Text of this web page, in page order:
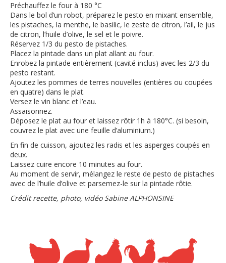
Préchauffez le four à 180 °C
Dans le bol d’un robot, préparez le pesto en mixant ensemble,
les pistaches, la menthe, le basilic, le zeste de citron, l’ail, le jus
de citron, l’huile d’olive, le sel et le poivre.
Réservez 1/3 du pesto de pistaches.
Placez la pintade dans un plat allant au four.
Enrobez la pintade entièrement (cavité inclus) avec les 2/3 du
pesto restant.
Ajoutez les pommes de terres nouvelles (entières ou coupées
en quatre) dans le plat.
Versez le vin blanc et l’eau.
Assaisonnez.
Déposez le plat au four et laissez rôtir 1h à 180°C. (si besoin,
couvrez le plat avec une feuille d’aluminium.)
En fin de cuisson, ajoutez les radis et les asperges coupés en
deux.
Laissez cuire encore 10 minutes au four.
Au moment de servir, mélangez le reste de pesto de pistaches
avec de l’huile d’olive et parsemez-le sur la pintade rôtie.
Crédit recette, photo, vidéo Sabine ALPHONSINE